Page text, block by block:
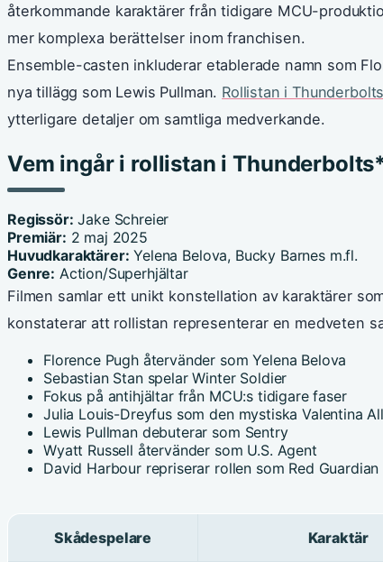
återkommande karaktärer från tidigare MCU-
mer komplexa berättelser inom franchisen.
Ensemble-casten inkluderar etablerade namn som
nya tillägg som Lewis Pullman. Rollistan i
ytterligare detaljer om samtliga medverkande.
Vem ingår i rollistan i
Regissör: Jake Schreier
Premiär: 2 maj 2025
Huvudkaraktärer: Yelena Belova, Bucky Barnes m.fl.
Genre: Action/Superhjältar
Filmen samlar ett unikt konstellation av karaktärer
konstaterar att rollistan representerar en medveten
Florence Pugh återvänder som Yelena Belova
Sebastian Stan spelar Winter Soldier
Fokus på antihjältar från MCU:s tidigare faser
Julia Louis-Dreyfus som den mystiska Valentina
Lewis Pullman debuterar som Sentry
Wyatt Russell återvänder som U.S. Agent
David Harbour repriserar rollen som Red Guardian
Skådespelare Karaktär